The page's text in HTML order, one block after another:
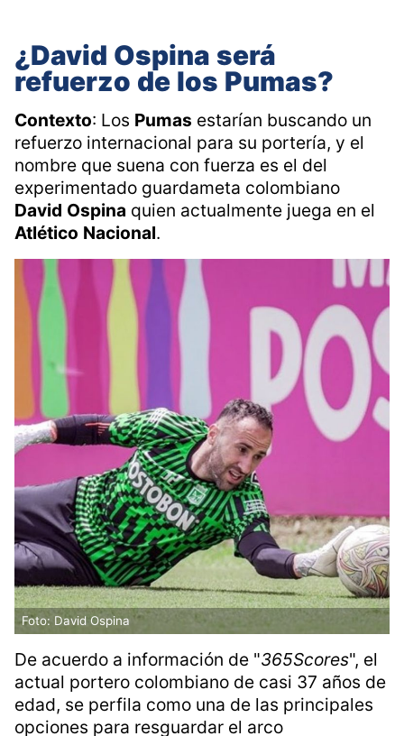
¿David Ospina será
refuerzo de los Pumas?
Contexto: Los Pumas estarían buscando un
refuerzo internacional para su portería, y el
nombre que suena con fuerza es el del
experimentado guardameta colombiano
David Ospina quien actualmente juega en el
Atlético Nacional.
Foto: David Ospina
De acuerdo a información de "365Scores", el
actual portero colombiano de casi 37 años de
edad, se perfila como una de las principales
opciones para resguardar el arco